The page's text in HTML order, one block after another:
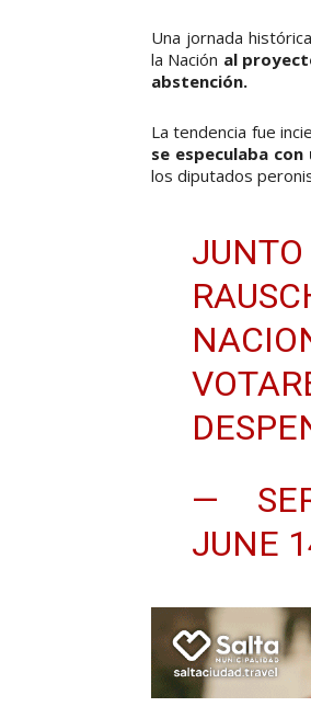
Una jornada
la Nación al
abstención.
La tendencia fue
se especulaba
los diputados
—
JUNE